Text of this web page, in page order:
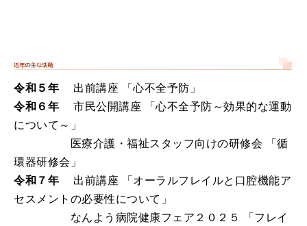
令和５年 出前講座 「心不全予防」
令和６年 市民公開講座 「心不全予防～効果的な運動
について～」
医療介護・福祉スタッフ向けの研修会 「循
環器研修会」
令和７年 出前講座 「オーラルフレイルと口腔機能ア
セスメントの必要性について」
なんよう病院健康フェア２０２５ 「フレイ